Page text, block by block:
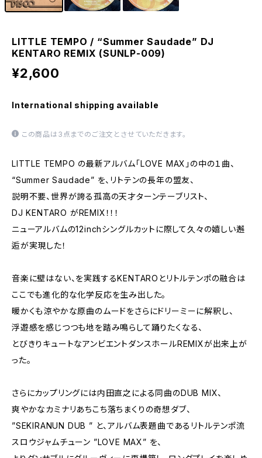
LITTLE TEMPO / “Summer Saudade” DJ
KENTARO REMIX (SUNLP-009)
¥2,600
International shipping available
この商品は3点までのご注文とさせていただきます。
LITTLE TEMPO の最新アルバム「LOVE MAX」の中の１曲、
“Summer Saudade” を、リトテンの長年の盟友、
説明不要、世界が誇る孤高の天才ターンテーブリスト、
DJ KENTARO がREMIX！！！
ニューアルバムの12inchシングルカットに際して久々の嬉しい邂
逅が実現した！
音楽に壁はない、を実践するKENTAROとリトルテンポの融合は
ここでも進化的な化学反応を生み出した。
暖かくも涼やかな原曲のムードをさらにドリーミーに解釈し、
浮遊感を感じつつも地を踏み鳴らして踊りたくなる、
とびきりキュートなアンビエントダンスホールREMIXが出来上が
った。
さらにカップリングには内田直之による同曲のDUB MIX、
爽やかなカミナリあちこち落ちまくりの奇想ダブ、
”SEKIRANUN DUB ” と、アルバム表題曲であるリトルテンポ流
スロウジャムチューン ”LOVE MAX” を、